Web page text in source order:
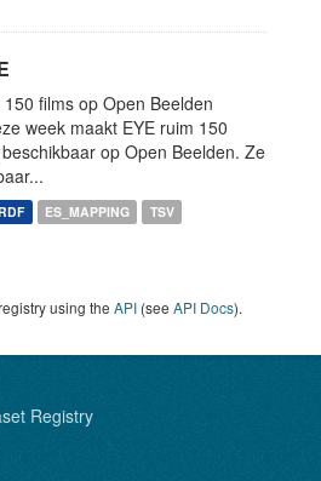
films op Open Beelden
week maakt EYE ruim 150
op Open Beelden. Ze
ES_MAPPING TSV
using the API (see API Docs).
Registry